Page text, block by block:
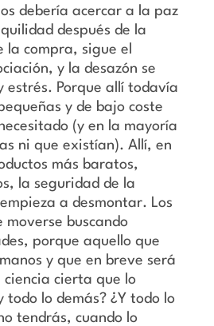
debería acercar a la paz
después de la
la compra, sigue el
y la desazón se
estrés. Porque allí todavía
y de bajo coste
(y en la mayoría
ni que existían). Allí, en
más baratos,
la seguridad de la
a desmontar. Los
moverse buscando
porque aquello que
y que en breve será
ciencia cierta que lo
todo lo demás? ¿Y todo lo
tendrás, cuando lo